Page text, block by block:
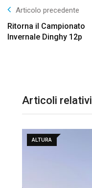
Articolo precedente
Ritorna il Campionato
Invernale Dinghy 12p
Articoli relativi
ALTURA